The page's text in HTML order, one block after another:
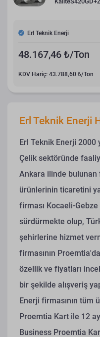
Erl Teknik Enerji
48.167,46 ₺/Ton
KDV Hariç: 43.788,60 ₺/Ton
Erl Teknik Enerji
Erl Teknik Enerji 2000
Çelik sektöründe
Ankara ilinde bulunan
ürünlerinin ticaretini
firması Kocaeli-
sürdürmekte olup,
şehirlerine hizmet
firmasının
özellik ve fiyatları
bir şekilde alışveriş
Enerji firmasının tüm
Proemtia Kart ile 12
Business Proemtia